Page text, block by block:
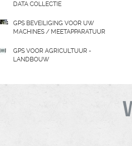
DATA COLLECTIE
GPS BEVEILIGING VOOR UW
MACHINES / MEETAPPARATUUR
GPS VOOR AGRICULTUUR -
LANDBOUW